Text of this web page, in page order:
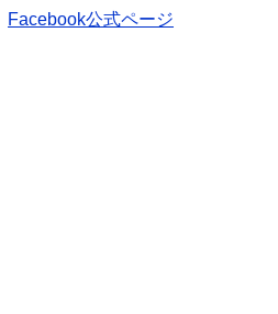
Facebook公式ページ